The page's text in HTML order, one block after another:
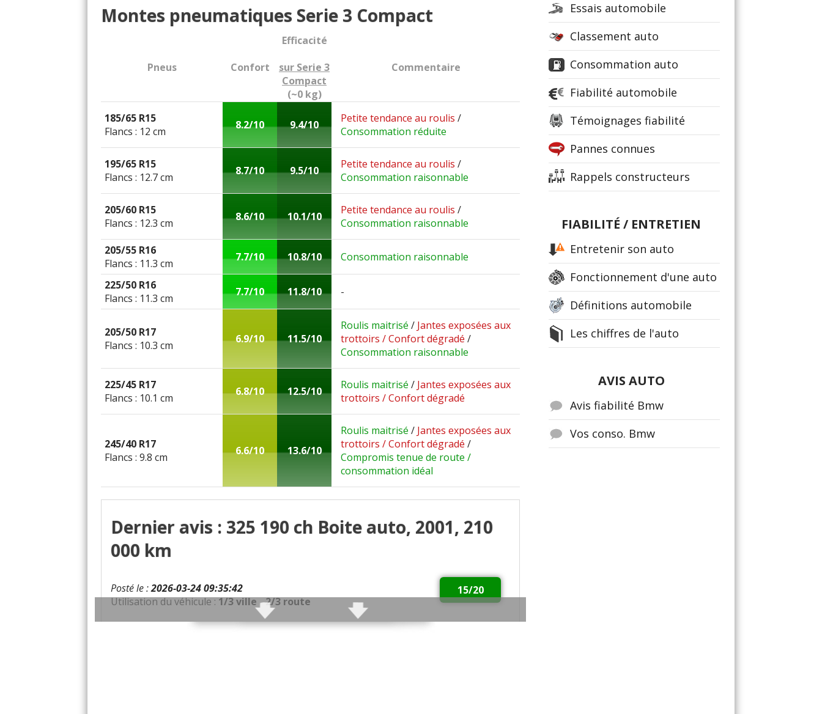
Montes pneumatiques Serie 3 Compact
Pneus Confort
Efficacité
sur Serie 3
Compact
(~0 kg)
Commentaire
185/65 R15
Flancs : 12 cm
8.2/10 9.4/10 Petite tendance au roulis /
Consommation réduite
195/65 R15
Flancs : 12.7 cm
8.7/10 9.5/10 Petite tendance au roulis /
Consommation raisonnable
205/60 R15
Flancs : 12.3 cm
8.6/10 10.1/10 Petite tendance au roulis /
Consommation raisonnable
205/55 R16
Flancs : 11.3 cm
7.7/10 10.8/10 Consommation raisonnable
225/50 R16
Flancs : 11.3 cm
7.7/10 11.8/10 -
205/50 R17
Flancs : 10.3 cm
6.9/10 11.5/10
Roulis maitrisé / Jantes exposées aux
trottoirs / Confort dégradé /
Consommation raisonnable
225/45 R17
Flancs : 10.1 cm
6.8/10 12.5/10 Roulis maitrisé / Jantes exposées aux
trottoirs / Confort dégradé
245/40 R17
Flancs : 9.8 cm
6.6/10 13.6/10
Roulis maitrisé / Jantes exposées aux
trottoirs / Confort dégradé /
Compromis tenue de route /
consommation idéal
Dernier avis : 325 190 ch Boite auto, 2001, 210
000 km
15/20
Posté le :2026-03-24 09:35:42
Utilisation du véhicule :1/3 ville - 2/3 route
Essais automobile
Classement auto
Consommation auto
Fiabilité automobile
Témoignages fiabilité
Pannes connues
Rappels constructeurs
FIABILITÉ / ENTRETIEN
Entretenir son auto
Fonctionnement d'une auto
Définitions automobile
Les chiffres de l'auto
AVIS AUTO
Avis fiabilité Bmw
Vos conso. Bmw